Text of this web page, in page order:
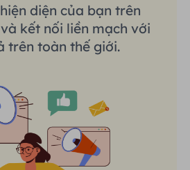
diện của bạn trên
kết nối liền mạch với
trên toàn thế giới.